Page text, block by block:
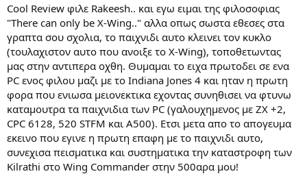
Cool Review φιλε Rakeesh.. και εγω ειμαι της φιλοσοφιας
"There can only be X-Wing.." αλλα οπως σωστα εθεσες στα
γραπτα σου σχολια, το παιχνιδι αυτο κλεινει τον κυκλο
(τουλαχιστoν αυτο που ανοιξε το X-Wing), τοποθετωντας
μας στην αντιπερα οχθη. Θυμαμαι το ειχα πρωτοδει σε ενα
PC ενος φιλου μαζι με το Indiana Jones 4 και ηταν η πρωτη
φορα που ενιωσα μειονεκτικα εχοντας συνηθισει να φτυνω
καταμουτρα τα παιχνιδια των PC (γαλουχημενος με ZX +2,
CPC 6128, 520 STFM και A500). Eτσι μετα απο το απογευμα
εκεινο που εγινε η πρωτη επαφη με το παιχνιδι αυτο,
συνεχισα πεισματικα και συστηματικα την καταστροφη των
Kilrathi στο Wing Commander στην 500αρα μου!